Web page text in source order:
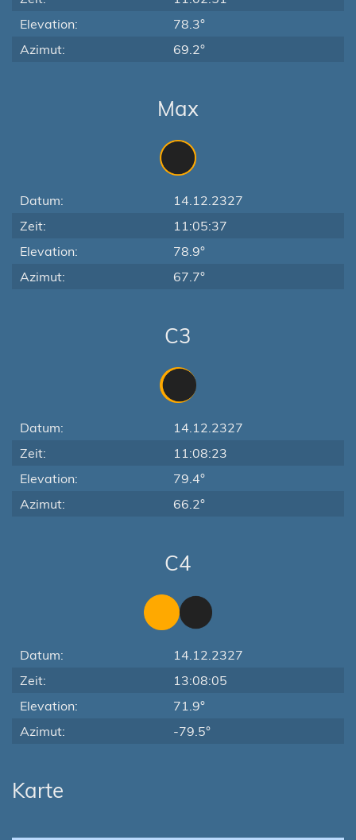
Elevation:
78.3°
Azimut:
69.2°
Max
Datum:
14.12.2327
Zeit:
11:05:37
Elevation:
78.9°
Azimut:
67.7°
C3
Datum:
14.12.2327
Zeit:
11:08:23
Elevation:
79.4°
Azimut:
66.2°
C4
Datum:
14.12.2327
Zeit:
13:08:05
Elevation:
71.9°
Azimut:
-79.5°
Karte